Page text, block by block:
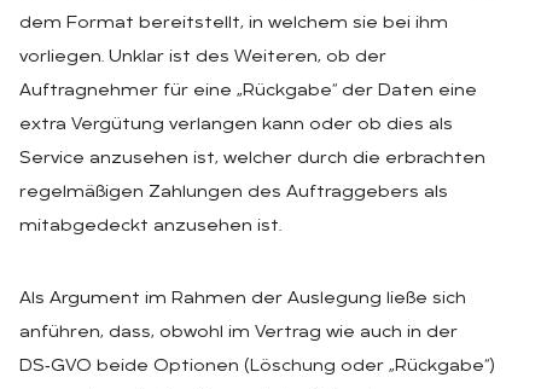
dem Format bereitstellt, in welchem sie bei ihm
vorliegen. Unklar ist des Weiteren, ob der
Auftragnehmer für eine „Rückgabe“ der Daten eine
extra Vergütung verlangen kann oder ob dies als
Service anzusehen ist, welcher durch die erbrachten
regelmäßigen Zahlungen des Auftraggebers als
mitabgedeckt anzusehen ist.
Als Argument im Rahmen der Auslegung ließe sich
anführen, dass, obwohl im Vertrag wie auch in der
DS‑GVO beide Optionen (Löschung oder „Rückgabe“)